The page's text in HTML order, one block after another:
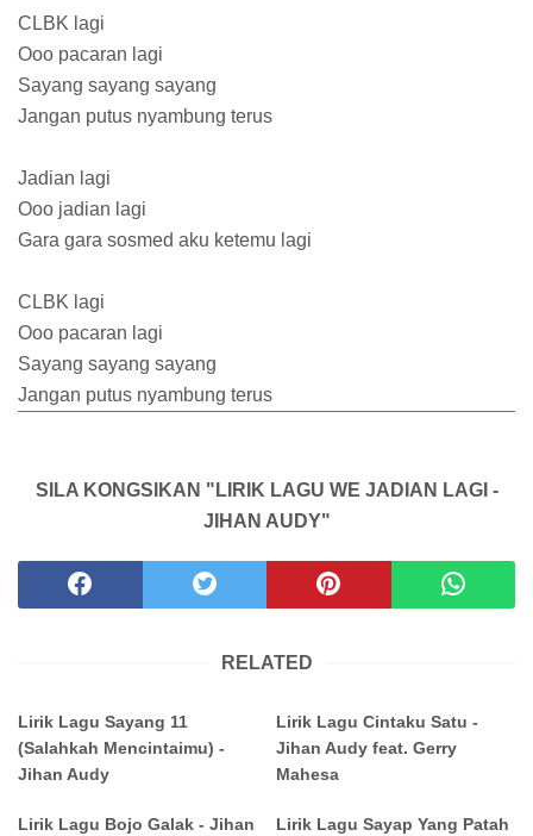
CLBK lagi
Ooo pacaran lagi
Sayang sayang sayang
Jangan putus nyambung terus
Jadian lagi
Ooo jadian lagi
Gara gara sosmed aku ketemu lagi
CLBK lagi
Ooo pacaran lagi
Sayang sayang sayang
Jangan putus nyambung terus
SILA KONGSIKAN "LIRIK LAGU WE JADIAN LAGI -
JIHAN AUDY"
RELATED
Lirik Lagu Sayang 11
(Salahkah Mencintaimu) -
Jihan Audy
Lirik Lagu Cintaku Satu -
Jihan Audy feat. Gerry
Mahesa
Lirik Lagu Bojo Galak - Jihan
Lirik Lagu Sayap Yang Patah